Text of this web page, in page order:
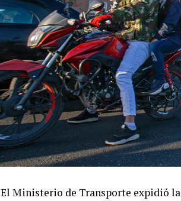
El Ministerio de Transporte expidió la